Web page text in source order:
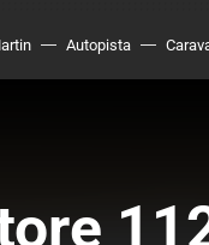
Autopista